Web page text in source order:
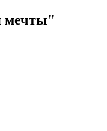
мечты"